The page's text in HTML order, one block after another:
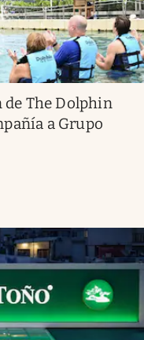
The Dolphin
a Grupo